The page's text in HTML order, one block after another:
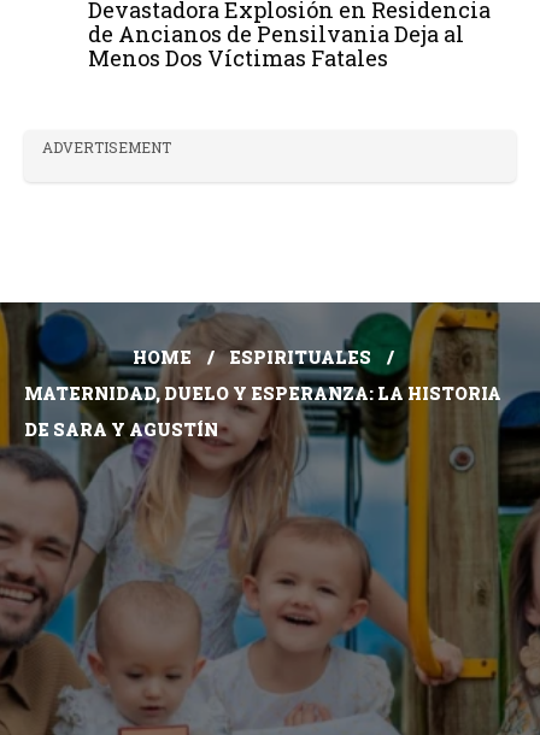
Devastadora Explosión en Residencia
de Ancianos de Pensilvania Deja al
Menos Dos Víctimas Fatales
ADVERTISEMENT
HOME
ESPIRITUALES
MATERNIDAD, DUELO Y ESPERANZA: LA HISTORIA
DE SARA Y AGUSTÍN